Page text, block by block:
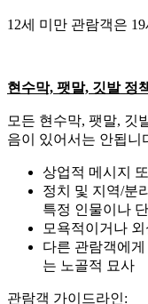
12세 미만 관람객은
현수막, 팻말, 깃발 정
모든 현수막, 팻말, 깃
음이 있어서는 안됩니
상업적 메시지
정치 및 지역/분
특정 인물이나
모욕적이거나
다른 관람객에
는 노골적 묘사
관람객 가이드라인: